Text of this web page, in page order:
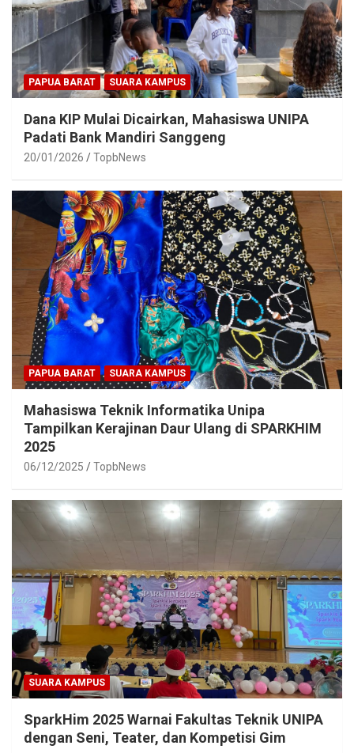
PAPUA BARAT SUARA KAMPUS
Dana KIP Mulai Dicairkan, Mahasiswa UNIPA
Padati Bank Mandiri Sanggeng
20/01/2026 TopbNews
PAPUA BARAT SUARA KAMPUS
Mahasiswa Teknik Informatika Unipa
Tampilkan Kerajinan Daur Ulang di SPARKHIM
2025
06/12/2025 TopbNews
SUARA KAMPUS
SparkHim 2025 Warnai Fakultas Teknik UNIPA
dengan Seni, Teater, dan Kompetisi Gim